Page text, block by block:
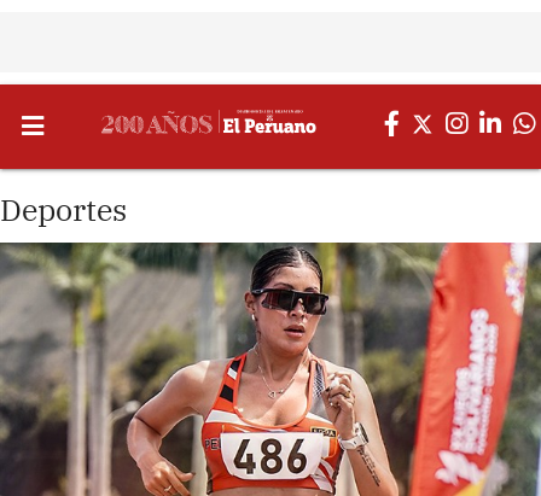
Deportes